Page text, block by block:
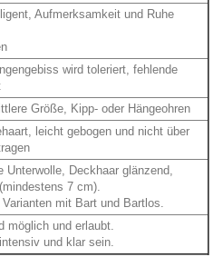
Aufmerksamkeit und Ruhe
wird toleriert, fehlende
Größe, Kipp- oder Hängeohren
leicht gebogen und nicht über
Unterwolle, Deckhaar glänzend,
7 cm).
mit Bart und Bartlos.
möglich und erlaubt.
und klar sein.